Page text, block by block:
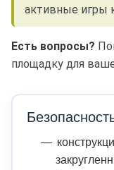
активные игры
Есть вопросы?
площадку для